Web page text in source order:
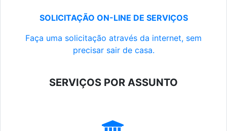
SOLICITAÇÃO ON-LINE DE SERVIÇOS
Faça uma solicitação através da internet, sem
precisar sair de casa.
SERVIÇOS POR ASSUNTO